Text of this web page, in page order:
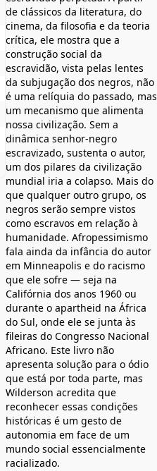
de clássicos da literatura, do
cinema, da filosofia e da teoria
crítica, ele mostra que a
construção social da
escravidão, vista pelas lentes
da subjugação dos negros, não
é uma relíquia do passado, mas
um mecanismo que alimenta
nossa civilização. Sem a
dinâmica senhor-negro
escravizado, sustenta o autor,
um dos pilares da civilização
mundial iria a colapso. Mais do
que qualquer outro grupo, os
negros serão sempre vistos
como escravos em relação à
humanidade. Afropessimismo
fala ainda da infância do autor
em Minneapolis e do racismo
que ele sofre — seja na
Califórnia dos anos 1960 ou
durante o apartheid na África
do Sul, onde ele se junta às
fileiras do Congresso Nacional
Africano. Este livro não
apresenta solução para o ódio
que está por toda parte, mas
Wilderson acredita que
reconhecer essas condições
históricas é um gesto de
autonomia em face de um
mundo social essencialmente
racializado.